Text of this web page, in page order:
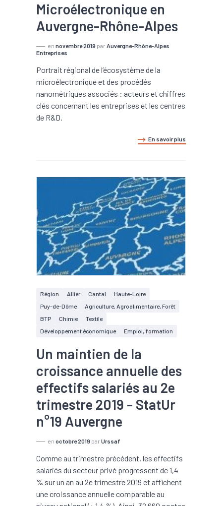
Microélectronique en
Auvergne-Rhône-Alpes
en novembre 2019 par Auvergne-Rhône-Alpes
Entreprises
Portrait régional de l’écosystème de la
microélectronique et des procédés
nanométriques associés : acteurs et chiffres
clés concernant les entreprises et les centres
de R&D.
En savoir plus
Région Allier Cantal
Haute-Loire
Puy-de-Dôme
Agriculture, Agroalimentaire, Forêt
BTP
Chimie
Textile
Développement économique
Emploi, formation
Un maintien de la
croissance annuelle des
effectifs salariés au 2e
trimestre 2019 - StatUr
n°19 Auvergne
en octobre 2019 par Urssaf
Comme au trimestre précédent, les effectifs
salariés du secteur privé progressent de 1,4
% sur un an au 2e trimestre 2019 et affichent
une croissance annuelle comparable au